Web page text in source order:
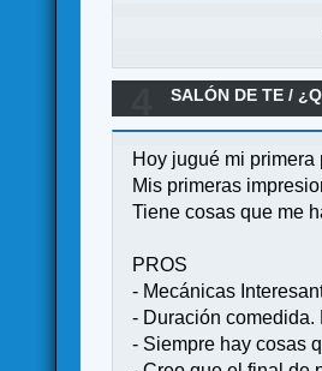
SALÓN DE TE /
Hoy jugué mi primera
Mis primeras
Tiene cosas que me
PROS
- Mecánicas
- Duración comedida.
- Siempre hay cosas